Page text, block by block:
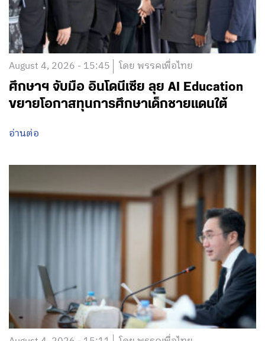
August 4, 2026 - 15:45 โดย พรรคเพื่อไทย
ศึกษาฯ จับมือ อินโดนีเซีย ลุย AI Education
ขยายโอกาสทุนการศึกษาเด็กชายแดนใต้
อ่านต่อ